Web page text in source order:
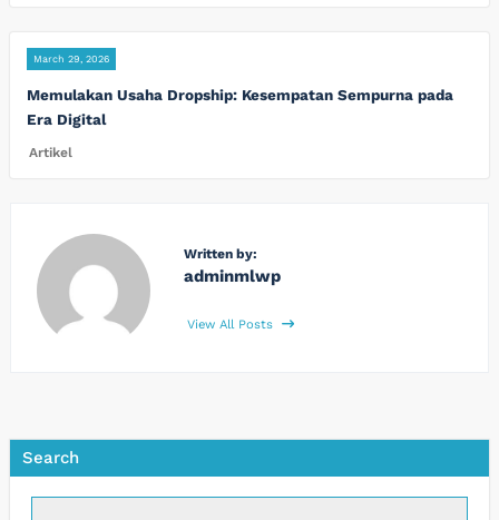
March 29, 2026
Memulakan Usaha Dropship: Kesempatan Sempurna pada
Era Digital
Artikel
Written by:
adminmlwp
View All Posts
Search